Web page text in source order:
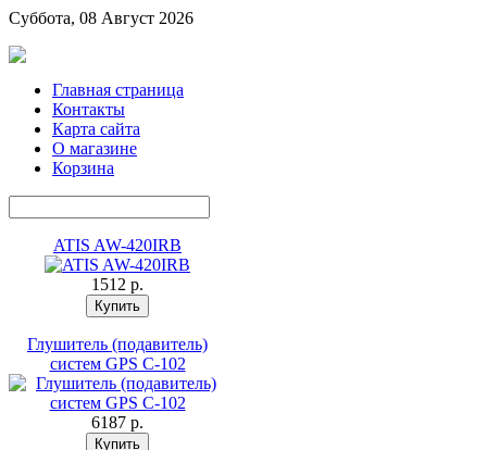
Суббота, 08 Август 2026
Главная страница
Контакты
Карта сайта
О магазине
Корзина
ATIS AW-420IRB
1512 p.
Глушитель (подавитель)
систем GPS C-102
6187 p.